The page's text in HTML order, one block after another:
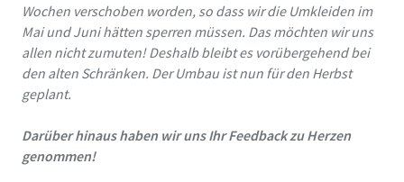
Wochen verschoben worden, so dass wir die Umkleiden im
Mai und Juni hätten sperren müssen. Das möchten wir uns
allen nicht zumuten! Deshalb bleibt es vorübergehend bei
den alten Schränken. Der Umbau ist nun für den Herbst
geplant.
Darüber hinaus haben wir uns Ihr Feedback zu Herzen
genommen!